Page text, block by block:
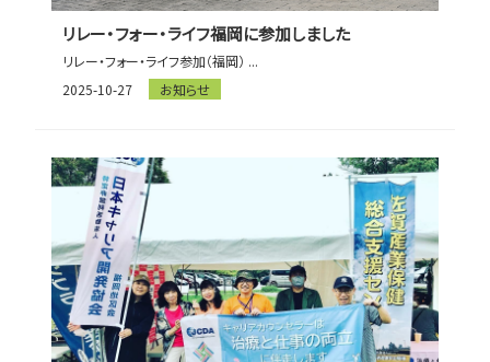
リレー・フォー・ライフ福岡に参加しました
リレー・フォー・ライフ参加（福岡） ...
2025-10-27
お知らせ